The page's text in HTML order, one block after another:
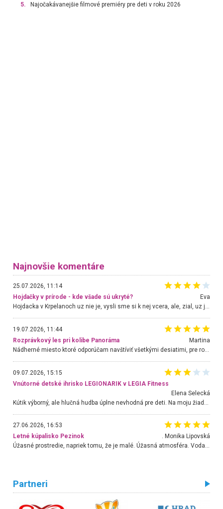
5. Najočakávanejšie filmové premiéry pre deti v roku 2026
Najnovšie komentáre
25.07.2026, 11:14
Hojdačky v prírode - kde všade sú ukryté?
Eva
Hojdacka v Krpelanoch uz nie je, vysli sme si k nej vcera, ale, zial, uz je znicena. Ak sem planujete cestu len kvoli hojdacke, mozete si ju usetrit. Krasny vyhlad je tu vsak aj bez hojdacky :-)
19.07.2026, 11:44
Rozprávkový les pri kolibe Panoráma
Martina
Nádherné miesto ktoré odporúčam navštíviť všetkými desiatimi, pre rodiny s deťmi, dôchodcom... Proste a jednoducho ozaj rozprávkový les.. určite ešte prídeme. Odniesli sme si na pamiatku krásne tričká,
09.07.2026, 15:15
Vnútorné detské ihrisko LEGIONARIK v LEGIA Fitness
Elena Selecká
27.06.2026, 16:53
Letné kúpalisko Pezinok
. Monika Lipovská
Úžasné prostredie, napriek tomu, že je malé. Úžasná atmosféra. Voda fantastická a nádherná. Ľudí je pomerne veľa, ale su mili a ohľaduplní. Je veľmi zaujímavé sledovať, ako dokážu spolu športovať cudzí ľudia a bez ohľadu na vek. Vládne tu pohoda. Vnuka neviem dostať z vody. Ďakujem za krásny deň . Urcite sa sem vrátim. Jediný problém je s parkovaním, ale aj ten sa mi podarilo vyriešiť. Monika Bratislava
Partneri